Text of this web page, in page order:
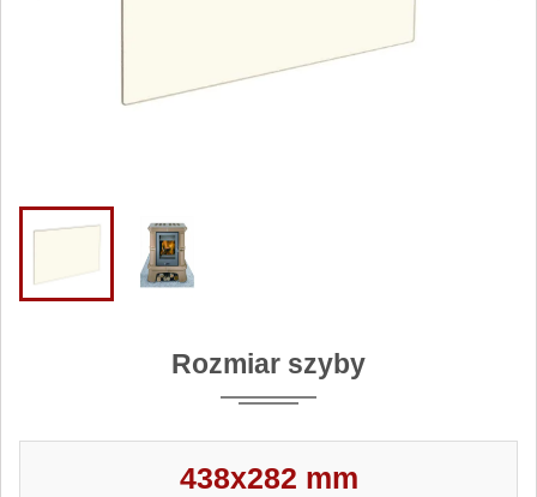
Rozmiar szyby
438x282 mm